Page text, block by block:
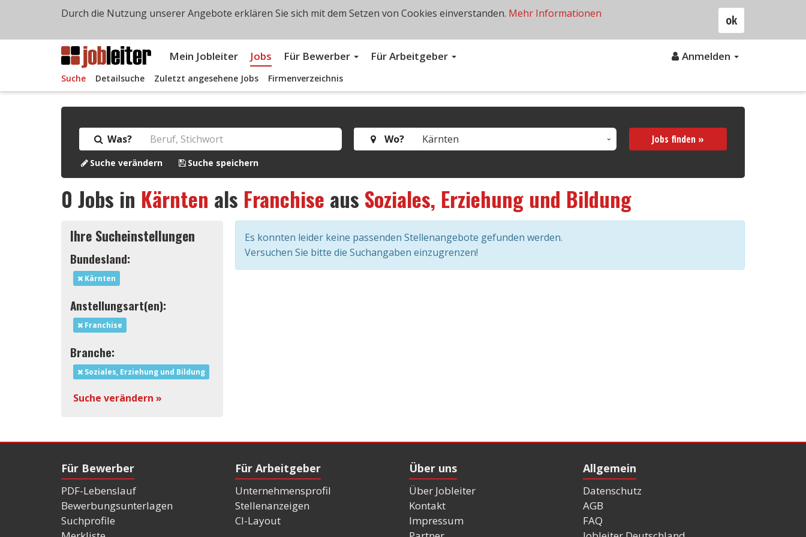
Mein Jobleiter Jobs Für Bewerber Für Arbeitgeber Anmelden
Suche Detailsuche Zuletzt angesehene Jobs Firmenverzeichnis
Was? Wo? Jobs finden »
Suche verändern Suche speichern
0 Jobs in Kärnten als Franchise aus Soziales, Erziehung und Bildung
Ihre Sucheinstellungen
Bundesland:
Kärnten
Anstellungsart(en):
Franchise
Branche:
Soziales, Erziehung und Bildung
Suche verändern »
Es konnten leider keine passenden Stellenangebote gefunden werden.
Versuchen Sie bitte die Suchangaben einzugrenzen!
Für Bewerber
PDF-Lebenslauf
Bewerbungsunterlagen
Suchprofile
Für Arbeitgeber
Unternehmensprofil
Stellenanzeigen
CI-Layout
Über uns
Über Jobleiter
Kontakt
Impressum
Allgemein
Datenschutz
AGB
FAQ
ok
Durch die Nutzung unserer Angebote erklären Sie sich mit dem Setzen von Cookies einverstanden. Mehr Informationen